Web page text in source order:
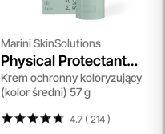
Marini SkinSolutions
Physical Protectant
Tinted SPF 30 Light To
Medium
Krem ochronny koloryzujący
(kolor średni) 57 g
4.7 ( 214)